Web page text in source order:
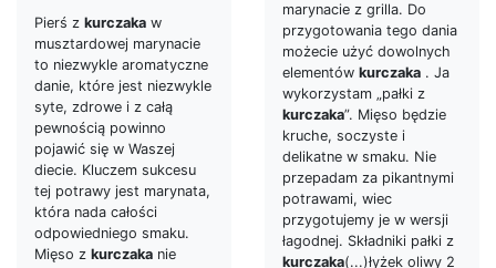
marynacie z grilla. Do
przygotowania tego dania
możecie użyć dowolnych
elementów kurczaka . Ja
wykorzystam „pałki z
kurczaka”. Mięso będzie
kruche, soczyste i
delikatne w smaku. Nie
przepadam za pikantnymi
potrawami, wiec
przygotujemy je w wersji
łagodnej. Składniki pałki z
kurczaka(...)łyżek oliwy 2
Pierś z kurczaka w
musztardowej marynacie
to niezwykle aromatyczne
danie, które jest niezwykle
syte, zdrowe i z całą
pewnością powinno
pojawić się w Waszej
diecie. Kluczem sukcesu
tej potrawy jest marynata,
która nada całości
odpowiedniego smaku.
Mięso z kurczaka nie